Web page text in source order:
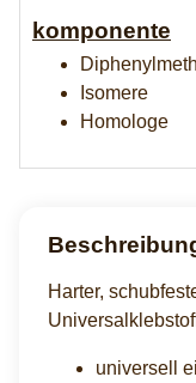
komponente
Isomere
Homologe
Harter,
universell